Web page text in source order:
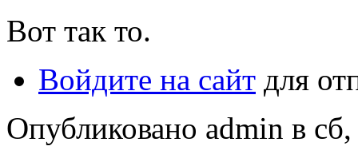
Вот так то.
Войдите на сайт для
Опубликовано admin в